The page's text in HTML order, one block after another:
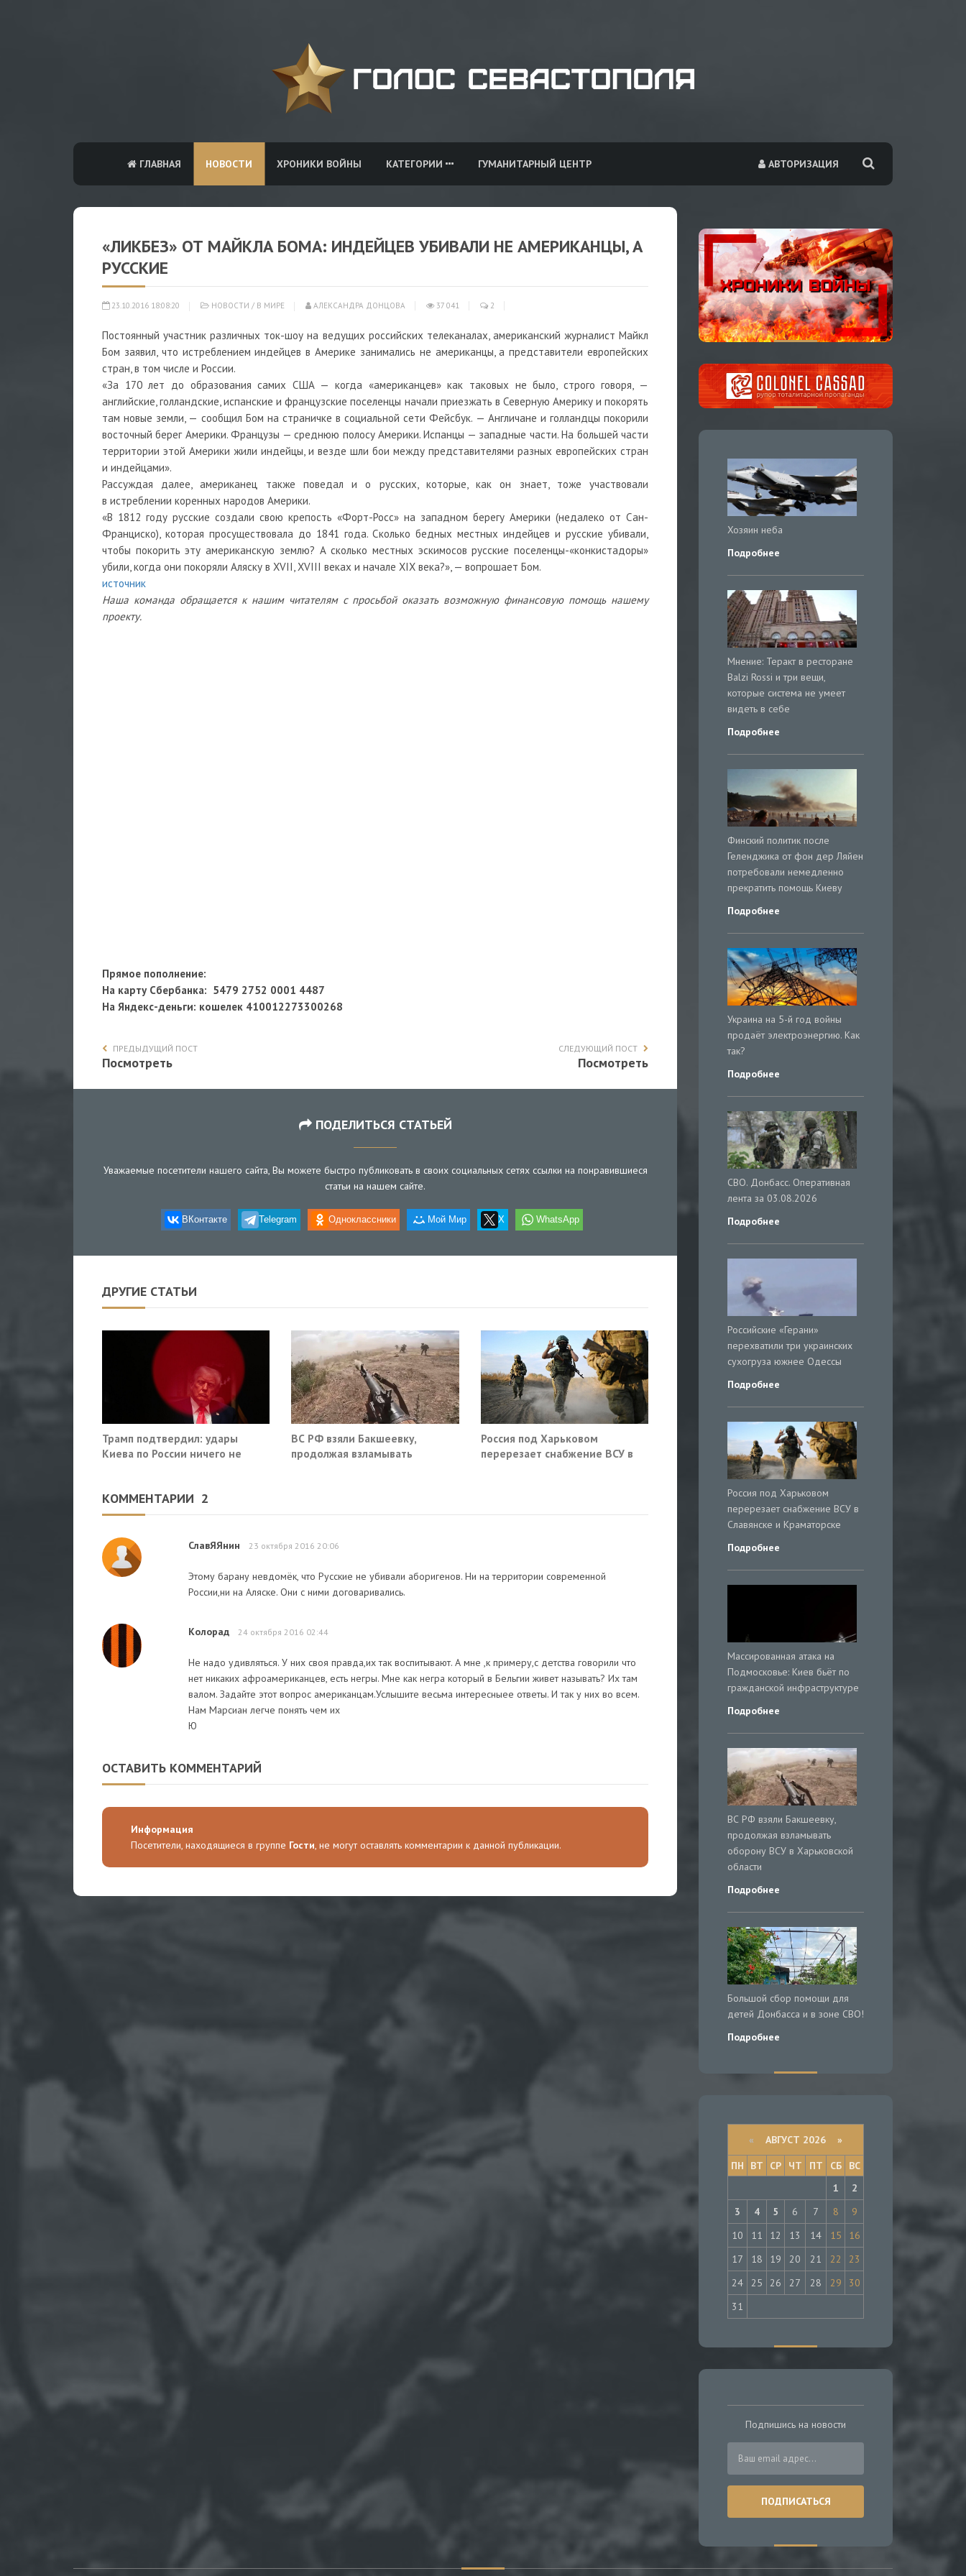
АВТОРИЗАЦИЯ
ГЛАВНАЯ НОВОСТИ ХРОНИКИ ВОЙНЫ КАТЕГОРИИ ГУМАНИТАРНЫЙ ЦЕНТР
«ЛИКБЕЗ» ОТ МАЙКЛА БОМА: ИНДЕЙЦЕВ УБИВАЛИ НЕ АМЕРИКАНЦЫ, А
РУССКИЕ
23.10.2016 18:08:20 НОВОСТИ / В МИРЕ АЛЕКСАНДРА ДОНЦОВА 37 041 2
Постоянный участник различных ток-шоу на ведущих российских телеканалах, американский журналист Майкл
Бом заявил, что истреблением индейцев в Америке занимались не американцы, а представители европейских
стран, в том числе и России.
«За 170 лет до образования самих США — когда «американцев» как таковых не было, строго говоря, —
английские, голландские, испанские и французские поселенцы начали приезжать в Северную Америку и покорять
там новые земли, — сообщил Бом на страничке в социальной сети Фейсбук. — Англичане и голландцы покорили
восточный берег Америки. Французы — среднюю полосу Америки. Испанцы — западные части. На большей части
территории этой Америки жили индейцы, и везде шли бои между представителями разных европейских стран
и индейцами».
Рассуждая далее, американец также поведал и о русских, которые, как он знает, тоже участвовали
в истреблении коренных народов Америки.
«В 1812 году русские создали свою крепость «Форт-Росс» на западном берегу Америки (недалеко от Сан-
Франциско), которая просуществовала до 1841 года. Сколько бедных местных индейцев и русские убивали,
чтобы покорить эту американскую землю? А сколько местных эскимосов русские поселенцы-«конкистадоры»
убили, когда они покоряли Аляску в XVII, XVIII веках и начале XIX века?», — вопрошает Бом.
источник
Наша команда обращается к нашим читателям с просьбой оказать возможную финансовую помощь нашему
проекту.
Прямое пополнение:
На карту Сбербанка: 5479 2752 0001 4487
На Яндекс-деньги: кошелек 410012273300268
ПРЕДЫДУЩИЙ ПОСТ
Посмотреть
СЛЕДУЮЩИЙ ПОСТ
Посмотреть
ПОДЕЛИТЬСЯ СТАТЬЕЙ
Уважаемые посетители нашего сайта, Вы можете быстро публиковать в своих социальных сетях ссылки на понравившиеся
статьи на нашем сайте.
ВКонтакте Telegram Одноклассники Мой Мир X WhatsApp
ДРУГИЕ СТАТЬИ
Трамп подтвердил: удары
Киева по России ничего не
ВС РФ взяли Бакшеевку,
продолжая взламывать
Россия под Харьковом
перерезает снабжение ВСУ в
КОММЕНТАРИИ 2
СлавЯЯнин 23 октября 2016 20:06
Этому барану невдомёк, что Русские не убивали аборигенов. Ни на территории современной
России,ни на Аляске. Они с ними договаривались.
Колорад 24 октября 2016 02:44
Не надо удивляться. У них своя правда,их так воспитывают. А мне ,к примеру,с детства говорили что
нет никаких афроамериканцев, есть негры. Мне как негра который в Бельгии живет называть? Их там
валом. Задайте этот вопрос американцам.Услышите весьма интересныее ответы. И так у них во всем.
Нам Марсиан легче понять чем их
Ю
ОСТАВИТЬ КОММЕНТАРИЙ
Информация
Посетители, находящиеся в группе Гости, не могут оставлять комментарии к данной публикации.
Хозяин неба
Подробнее
Мнение: Теракт в ресторане
Balzi Rossi и три вещи,
которые система не умеет
видеть в себе
Подробнее
Финский политик после
Геленджика от фон дер Ляйен
потребовали немедленно
прекратить помощь Киеву
Подробнее
Украина на 5-й год войны
продаёт электроэнергию. Как
так?
Подробнее
СВО. Донбасс. Оперативная
лента за 03.08.2026
Подробнее
Российские «Герани»
перехватили три украинских
сухогруза южнее Одессы
Подробнее
Россия под Харьковом
перерезает снабжение ВСУ в
Славянске и Краматорске
Подробнее
Массированная атака на
Подмосковье: Киев бьёт по
гражданской инфраструктуре
Подробнее
ВС РФ взяли Бакшеевку,
продолжая взламывать
оборону ВСУ в Харьковской
области
Подробнее
Большой сбор помощи для
детей Донбасса и в зоне СВО!
Подробнее
« АВГУСТ 2026 »
ПН
ВТ СР ЧТ ПТ СБ
ВС
1
2
3
4 5 6 7 8
9
10
11 12 13 14 15
16
17
18 19 20 21 22
23
24
25 26 27 28 29
30
31
Подпишись на новости